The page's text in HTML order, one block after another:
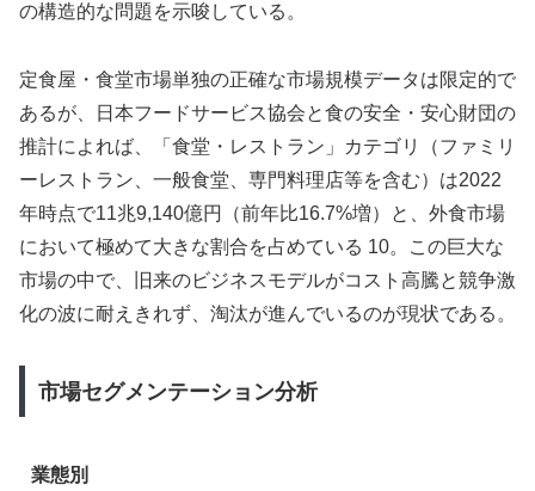
の構造的な問題を示唆している。
定食屋・食堂市場単独の正確な市場規模データは限定的で
あるが、日本フードサービス協会と食の安全・安心財団の
推計によれば、「食堂・レストラン」カテゴリ（ファミリ
ーレストラン、一般食堂、専門料理店等を含む）は2022
年時点で11兆9,140億円（前年比16.7%増）と、外食市場
において極めて大きな割合を占めている 10。この巨大な
市場の中で、旧来のビジネスモデルがコスト高騰と競争激
化の波に耐えきれず、淘汰が進んでいるのが現状である。
市場セグメンテーション分析
業態別